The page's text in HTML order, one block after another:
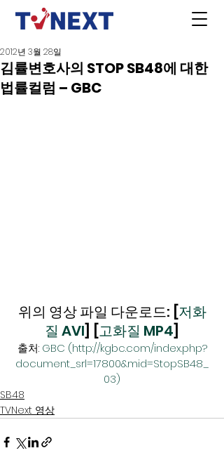
김률변호사의 STOP SB48에 대한
법률컬럼 – GBC
2012년 3월 28일
위의 영상 파일 다운로드: [저화
질 AVI] [고화질 MP4]
출처: GBC (http://kgbc.com/index.php?
document_srl=17800&mid=StopSB48_
03)
SB48
TVNext 영상